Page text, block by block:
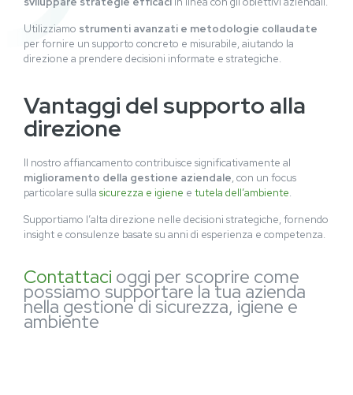
Utilizziamo strumenti avanzati e metodologie collaudate
per fornire un supporto concreto e misurabile, aiutando la
direzione a prendere decisioni informate e strategiche.
Vantaggi del supporto alla
direzione
Il nostro affiancamento contribuisce significativamente al
miglioramento della gestione aziendale, con un focus
particolare sulla sicurezza e igiene e tutela dell’ambiente.
Supportiamo l’alta direzione nelle decisioni strategiche, fornendo
insight e consulenze basate su anni di esperienza e competenza.
Contattaci oggi per scoprire come
possiamo supportare la tua azienda
nella gestione di sicurezza, igiene e
ambiente